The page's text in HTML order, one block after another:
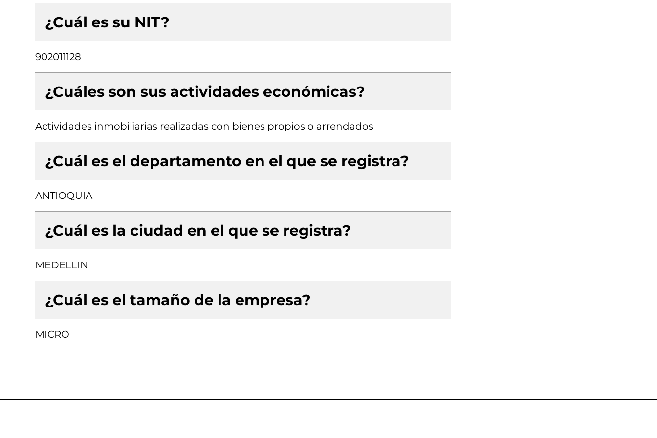
¿Cuál es su NIT?
902011128
¿Cuáles son sus actividades económicas?
Actividades inmobiliarias realizadas con bienes propios o arrendados
¿Cuál es el departamento en el que se registra?
ANTIOQUIA
¿Cuál es la ciudad en el que se registra?
MEDELLIN
¿Cuál es el tamaño de la empresa?
MICRO